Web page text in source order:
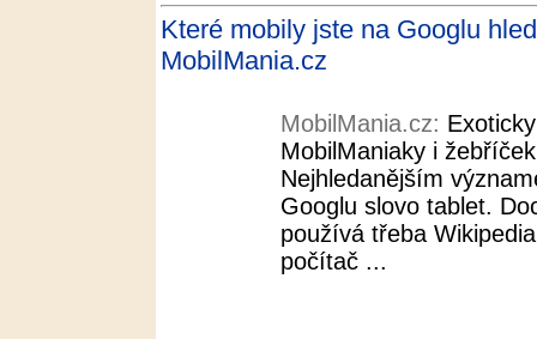
Které mobily jste na Googlu
MobilMania.cz
MobilMania.cz:
MobilManiaky i
Nejhledanějším
Googlu slovo tablet.
používá třeba
počítač ...